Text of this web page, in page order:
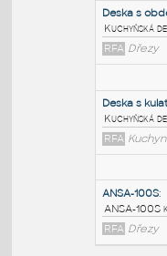
RFA
Deska
RFA